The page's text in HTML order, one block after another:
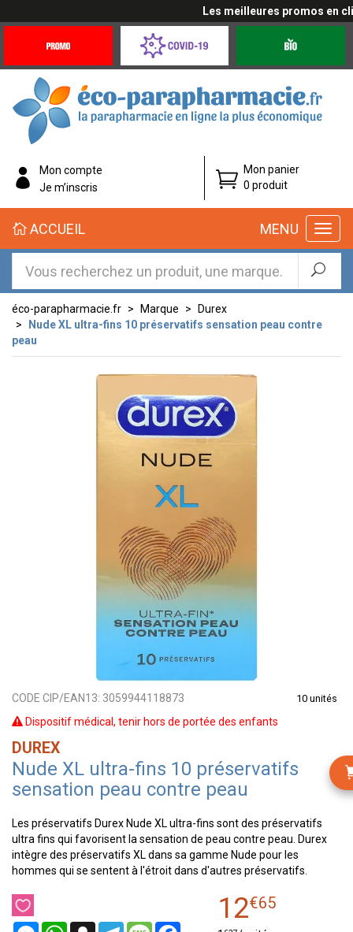
Les meilleures promos en
Offres
Coronavirus
éco-
parapharmacie.fr
éco-
parapharmacie.fr
Mon compte
Je m’inscris
Mon panier
0 produit
MENU
ACCUEIL
éco-parapharmacie.fr Marque
Durex
Nude XL ultra-fins 10 préservatifs sensation peau contre
peau
CODE CIP/EAN13: 3059944118873 10 unités
Dispositif médical, tenir hors de portée des enfants
DUREX
Nude XL ultra-fins 10 préservatifs
sensation peau contre peau
Les préservatifs Durex Nude XL ultra-fins sont des préservatifs
ultra fins qui favorisent la sensation de peau contre peau. Durex
intègre des préservatifs XL dans sa gamme Nude pour les
hommes qui se sentent à l'étroit dans d'autres préservatifs.
MessengerWhatsAppSnapchatTelegramMessageFacebook
12€65